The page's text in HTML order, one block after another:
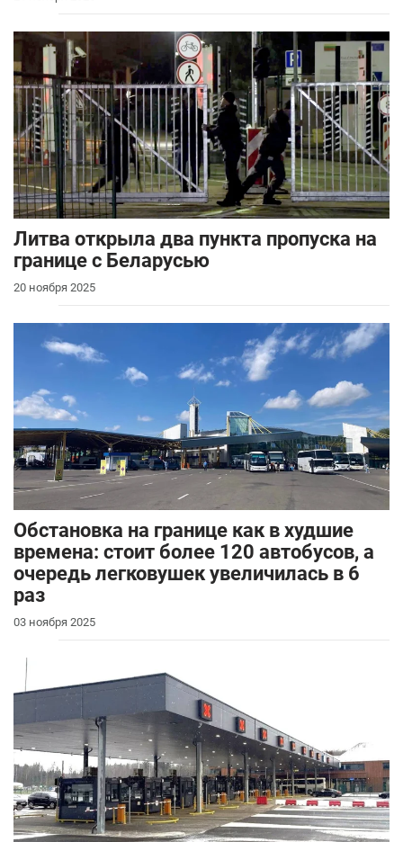
Литва открыла два пункта пропуска на
границе с Беларусью
20 ноября 2025
Обстановка на границе как в худшие
времена: стоит более 120 автобусов, а
очередь легковушек увеличилась в 6
раз
03 ноября 2025